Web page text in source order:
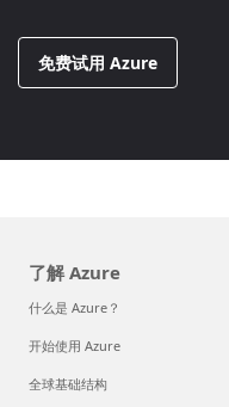
免费试用 Azure
了解 Azure
什么是 Azure？
开始使用 Azure
全球基础结构